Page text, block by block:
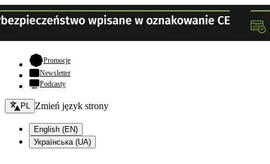
Promocje- otwiera się w nowej karcie
Newsletter
Podcasty
Zmień język - bieżący:
PL Zmień język strony
English (EN)
Українська (UA)